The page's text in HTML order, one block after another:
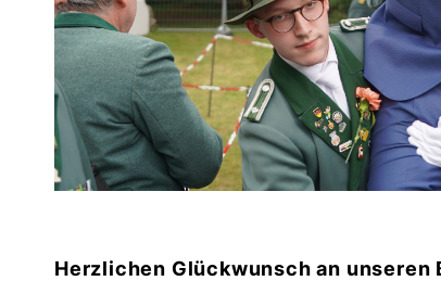
Herzlichen Glückwunsch an